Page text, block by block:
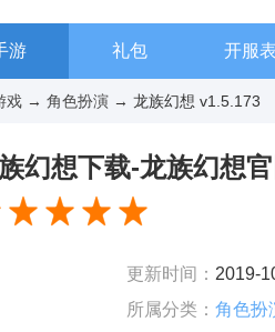
游 礼包 开服表
戏 → 角色扮演 → 龙族幻想 v1.5.173
幻想下载-龙族幻想
更新时间： 2019-
所属分类： 角色扮